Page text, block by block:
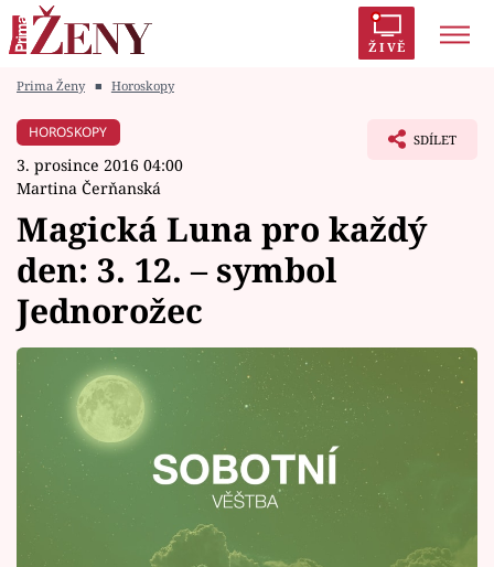
ŽIVĚ
Módní alarm
Témata
Celebrity
Vztahy
Seriály
Horoskopy
Sledujte prima+
Prima Ženy ■ Horoskopy
HOROSKOPY
3. prosince 2016 04:00
Martina Čerňanská
SDÍLET
Magická Luna pro každý
den: 3. 12. – symbol
Jednorožec